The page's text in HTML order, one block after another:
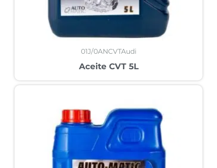
01J/0ANCVTAudi
Aceite CVT 5L